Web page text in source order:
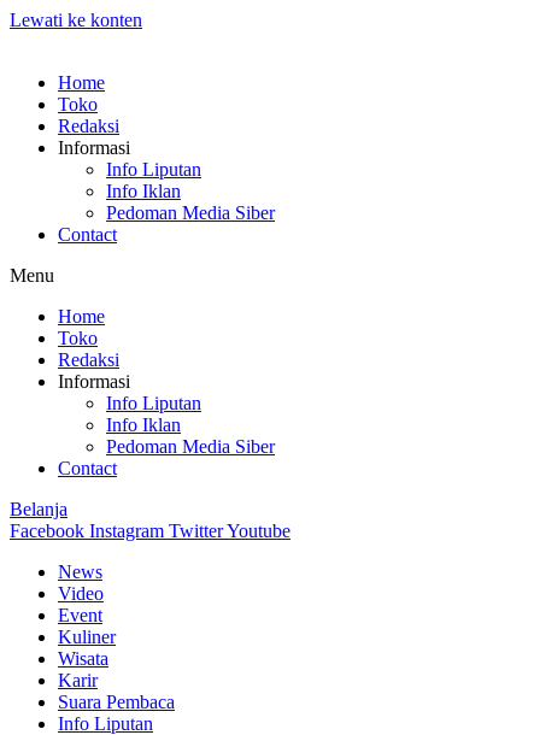
Lewati ke konten
Home
Toko
Redaksi
Informasi
Info Liputan
Info Iklan
Pedoman Media Siber
Contact
Menu
Home
Toko
Redaksi
Informasi
Info Liputan
Info Iklan
Pedoman Media Siber
Contact
Belanja
Facebook Instagram TwitterYoutube
News
Video
Event
Kuliner
Wisata
Karir
Suara Pembaca
Info Liputan